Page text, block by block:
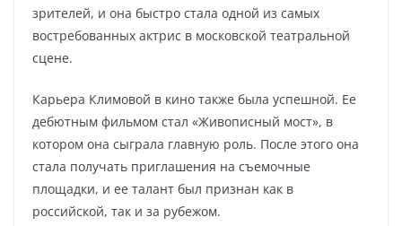
зрителей, и она быстро стала одной из самых
востребованных актрис в московской театральной
сцене.
Карьера Климовой в кино также была успешной. Ее
дебютным фильмом стал «Живописный мост», в
котором она сыграла главную роль. После этого она
стала получать приглашения на съемочные
площадки, и ее талант был признан как в
российской, так и за рубежом.